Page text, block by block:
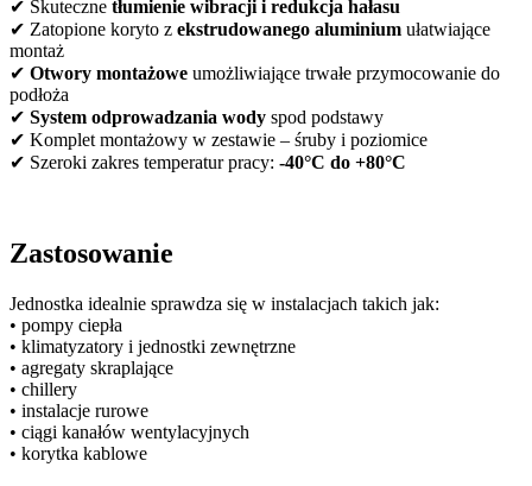
✔ Skuteczne tłumienie wibracji i redukcja hałasu
✔ Zatopione koryto z ekstrudowanego aluminium ułatwiające
montaż
✔ Otwory montażowe umożliwiające trwałe przymocowanie do
podłoża
✔ System odprowadzania wody spod podstawy
✔ Komplet montażowy w zestawie – śruby i poziomice
✔ Szeroki zakres temperatur pracy: -40°C do +80°C
Zastosowanie
Jednostka idealnie sprawdza się w instalacjach takich jak:
• pompy ciepła
• klimatyzatory i jednostki zewnętrzne
• agregaty skraplające
• chillery
• instalacje rurowe
• ciągi kanałów wentylacyjnych
• korytka kablowe